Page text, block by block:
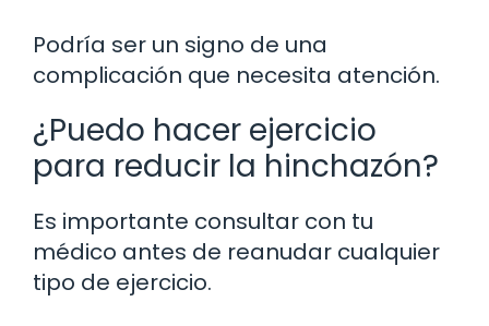
Podría ser un signo de una
complicación que necesita atención.
¿Puedo hacer ejercicio
para reducir la hinchazón?
Es importante consultar con tu
médico antes de reanudar cualquier
tipo de ejercicio.